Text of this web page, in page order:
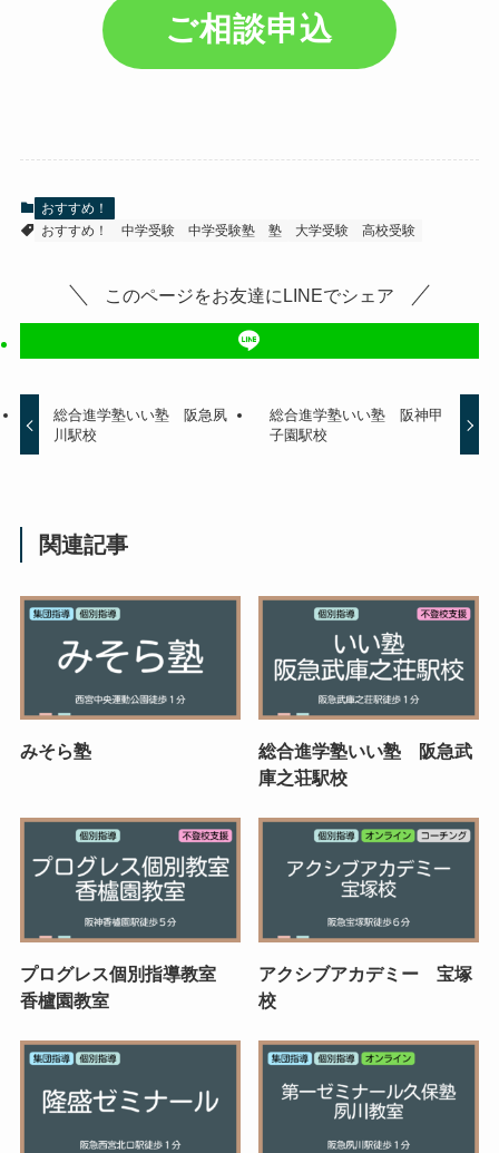
ご相談申込
おすすめ！
おすすめ！
中学受験 中学受験塾 塾 大学受験 高校受験
このページをお友達にLINEでシェア
総合進学塾いい塾 阪急夙
川駅校
総合進学塾いい塾 阪神甲
子園駅校
関連記事
みそら塾
総合進学塾いい塾 阪急武
庫之荘駅校
プログレス個別指導教室
香櫨園教室
アクシブアカデミー 宝塚
校